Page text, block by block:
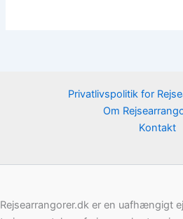
Privatlivspolitik for
Om
Kontakt
Rejsearrangorer.dk er en uafhængigt